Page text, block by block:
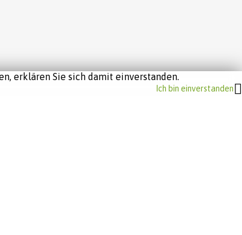
erklären Sie sich damit einverstanden.
Ich bin einverstanden